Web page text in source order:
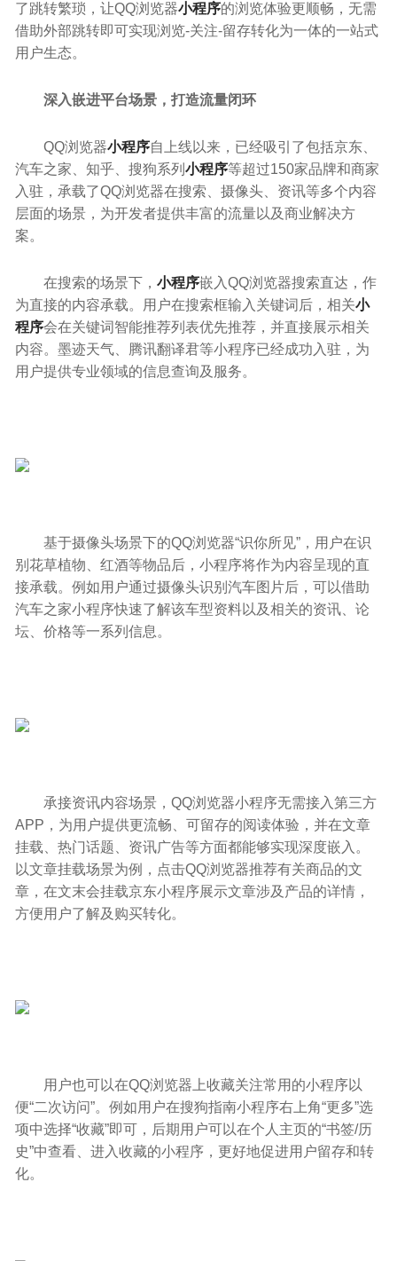
了跳转繁琐，让QQ浏览器小程序的浏览体验更顺畅，无需
借助外部跳转即可实现浏览-关注-留存转化为一体的一站式
用户生态。
深入嵌进平台场景，打造流量闭环
QQ浏览器小程序自上线以来，已经吸引了包括京东、
汽车之家、知乎、搜狗系列小程序等超过150家品牌和商家
入驻，承载了QQ浏览器在搜索、摄像头、资讯等多个内容
层面的场景，为开发者提供丰富的流量以及商业解决方
案。
在搜索的场景下，小程序嵌入QQ浏览器搜索直达，作
为直接的内容承载。用户在搜索框输入关键词后，相关小
程序会在关键词智能推荐列表优先推荐，并直接展示相关
内容。墨迹天气、腾讯翻译君等小程序已经成功入驻，为
用户提供专业领域的信息查询及服务。
基于摄像头场景下的QQ浏览器“识你所见”，用户在识
别花草植物、红酒等物品后，小程序将作为内容呈现的直
接承载。例如用户通过摄像头识别汽车图片后，可以借助
汽车之家小程序快速了解该车型资料以及相关的资讯、论
坛、价格等一系列信息。
承接资讯内容场景，QQ浏览器小程序无需接入第三方
APP，为用户提供更流畅、可留存的阅读体验，并在文章
挂载、热门话题、资讯广告等方面都能够实现深度嵌入。
以文章挂载场景为例，点击QQ浏览器推荐有关商品的文
章，在文末会挂载京东小程序展示文章涉及产品的详情，
方便用户了解及购买转化。
用户也可以在QQ浏览器上收藏关注常用的小程序以
便“二次访问”。例如用户在搜狗指南小程序右上角“更多”选
项中选择“收藏”即可，后期用户可以在个人主页的“书签/历
史”中查看、进入收藏的小程序，更好地促进用户留存和转
化。